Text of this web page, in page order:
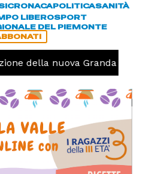
CRONACAPOLITICASANITÀ
LIBEROSPORT
DEL PIEMONTE
della nuova Granda Volley